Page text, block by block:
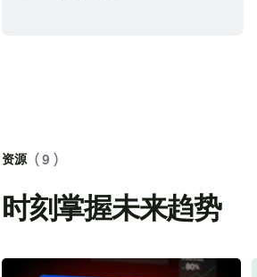
资源 ( 9 )
时刻掌握未来趋势